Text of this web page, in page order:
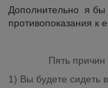
Дополнительно я бы
противопоказания к
Пять причин
1) Вы будете сидеть